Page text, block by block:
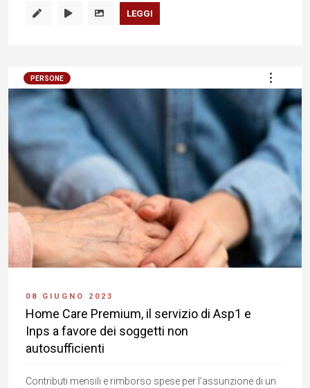
LEGGI
PERSONE
08 GIUGNO 2023
Home Care Premium, il servizio di Asp1 e
Inps a favore dei soggetti non
autosufficienti
Contributi mensili e rimborso spese per l’assunzione di un